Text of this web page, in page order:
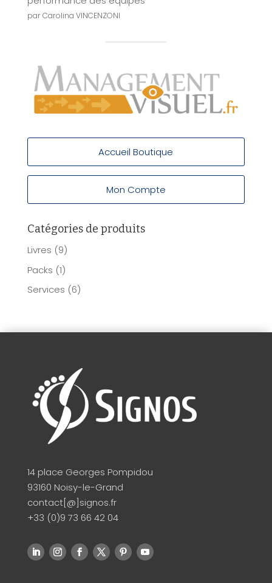
par Carolina VINCENZONI
Accueil Boutique
Mon Compte
Catégories de produits
Livres (9)
Packs (1)
Services (6)
14 place Georges Pompidou
93160 Noisy-le-Grand
contact[@]signos.fr
+33 (0)9 73 66 42 04